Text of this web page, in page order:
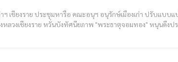
ฯ เชียงราย ประชุมหารือ คณะอนุฯ อนุรักษ์เมืองเก่า ปรับแบบแ
วงเชียงราย หวั่นบังทัศนียภาพ "พระธาตุจอมทอง" หนุนดึงประชาสังค